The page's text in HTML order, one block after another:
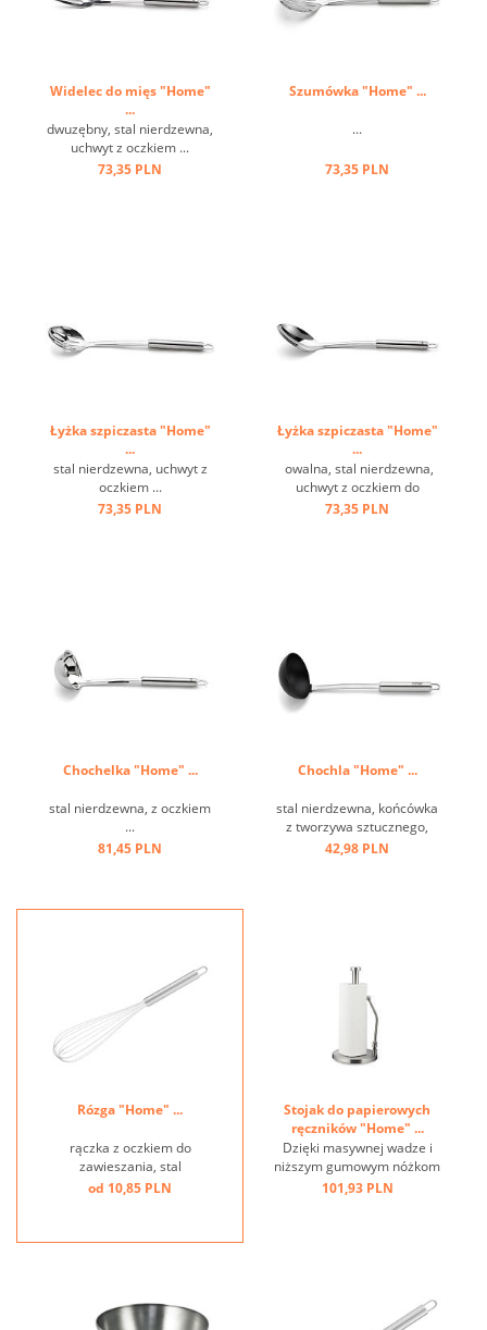
Widelec do mięs "Home"
...
dwuzębny, stal nierdzewna,
uchwyt z oczkiem ...
73,35 PLN
Szumówka "Home" ...
...
73,35 PLN
Łyżka szpiczasta "Home"
...
stal nierdzewna, uchwyt z
oczkiem ...
73,35 PLN
Łyżka szpiczasta "Home"
...
owalna, stal nierdzewna,
uchwyt z oczkiem do
zawieszenia ...
73,35 PLN
Chochelka "Home" ...
stal nierdzewna, z oczkiem
...
81,45 PLN
Chochla "Home" ...
stal nierdzewna, końcówka
z tworzywa sztucznego,
czarna, stal nierdzewna,
42,98 PLN
Rózga "Home" ...
rączka z oczkiem do
zawieszania, stal
nierdzewna ...
od 10,85 PLN
Stojak do papierowych
ręczników "Home" ...
Dzięki masywnej wadze i
niższym gumowym nóżkom
jest antypoślizgowy i
101,93 PLN